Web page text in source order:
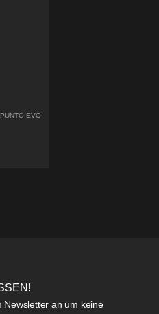
PUNTO EVO
Newsletter an um keine